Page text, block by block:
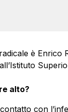
è Enrico
alto?
con